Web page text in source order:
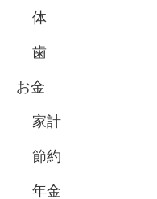
体
歯
お金
家計
節約
年金